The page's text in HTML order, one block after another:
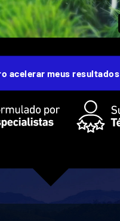
acelerar meus resultados